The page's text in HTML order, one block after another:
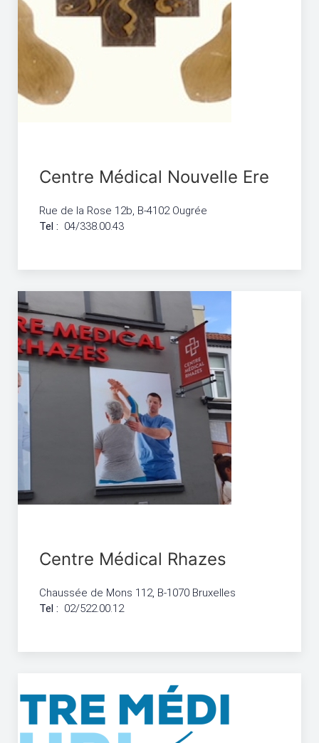
Centre Médical Nouvelle Ere
Rue de la Rose 12b, B-4102 Ougrée
Tel : 04/338.00.43
Centre Médical Rhazes
Chaussée de Mons 112, B-1070 Bruxelles
Tel : 02/522.00.12